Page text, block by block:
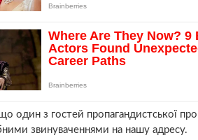
один з гостей пропагандистської
звинуваченнями на нашу адресу.